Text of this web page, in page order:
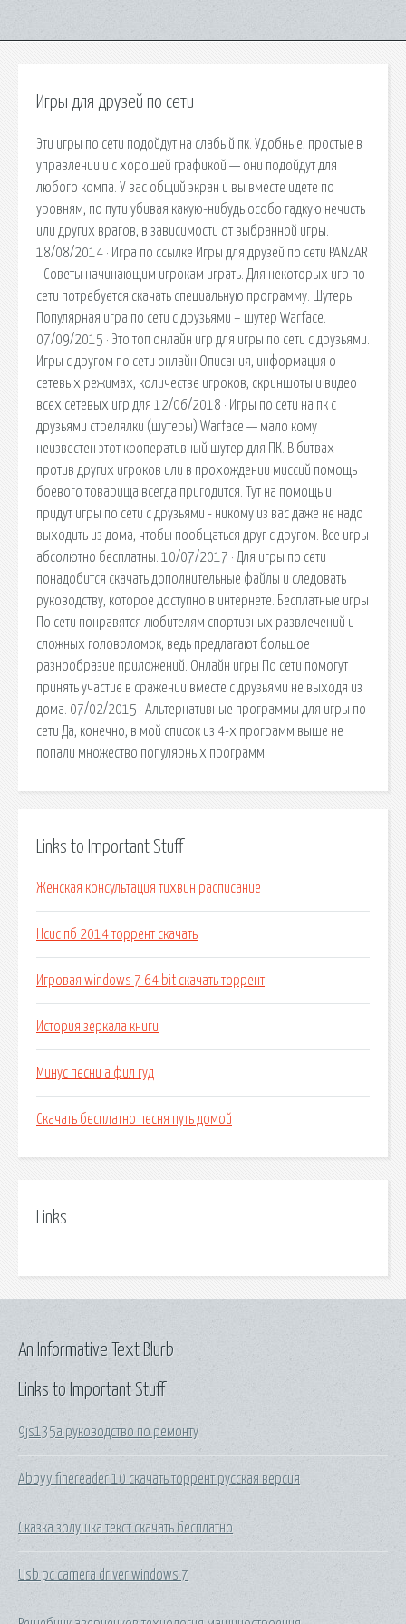
Игры для друзей по сети
Эти игры по сети подойдут на слабый пк. Удобные, простые в
управлении и с хорошей графикой — они подойдут для
любого компа. У вас общий экран и вы вместе идете по
уровням, по пути убивая какую-нибудь особо гадкую нечисть
или других врагов, в зависимости от выбранной игры.
18/08/2014 · Игра по ссылке Игры для друзей по сети PANZAR
- Советы начинающим игрокам играть. Для некоторых игр по
сети потребуется скачать специальную программу. Шутеры
Популярная игра по сети с друзьями – шутер Warface.
07/09/2015 · Это топ онлайн игр для игры по сети с друзьями.
Игры с другом по сети онлайн Описания, информация о
сетевых режимах, количестве игроков, скриншоты и видео
всех сетевых игр для 12/06/2018 · Игры по сети на пк с
друзьями стрелялки (шутеры) Warface — мало кому
неизвестен этот кооперативный шутер для ПК. В битвах
против других игроков или в прохождении миссий помощь
боевого товарища всегда пригодится. Тут на помощь и
придут игры по сети с друзьями - никому из вас даже не надо
выходить из дома, чтобы пообщаться друг с другом. Все игры
абсолютно бесплатны. 10/07/2017 · Для игры по сети
понадобится скачать дополнительные файлы и следовать
руководству, которое доступно в интернете. Бесплатные игры
По сети понравятся любителям спортивных развлечений и
сложных головоломок, ведь предлагают большое
разнообразие приложений. Онлайн игры По сети помогут
принять участие в сражении вместе с друзьями не выходя из
дома. 07/02/2015 · Альтернативные программы для игры по
сети Да, конечно, в мой список из 4-х программ выше не
попали множество популярных программ.
Links to Important Stuff
Женская консультация тихвин расписание
Нсис пб 2014 торрент скачать
Игровая windows 7 64 bit скачать торрент
История зеркала книги
Минус песни а фил гуд
Скачать бесплатно песня путь домой
Links
Links to Important Stuff
9js135a руководство по ремонту
Abbyy finereader 10 скачать торрент русская версия
Сказка золушка текст скачать бесплатно
Usb pc camera driver windows 7
An Informative Text Blurb